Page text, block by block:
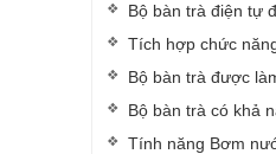
Bộ bàn trà điện tự
Tích hợp chức
Bộ bàn trà được
Bộ bàn trà có khả
Tính năng Bơm